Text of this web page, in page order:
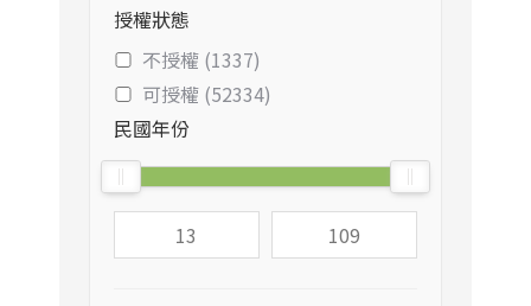
授權狀態
不授權 (1337)
可授權 (52334)
民國年份